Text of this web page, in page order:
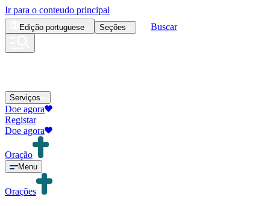
Ir para o conteudo principal
Edição portuguese Seções Buscar
Serviços
Doe agora
Registar
Doe agora
Oração
Menu
Orações